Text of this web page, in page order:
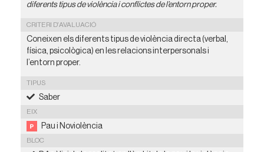
diferents tipus de violència i conflictes de l’entorn proper.
CRITERI D'AVALUACIÓ
Coneixen els diferents tipus de violència directa (verbal,
física, psicològica) en les relacions interpersonals i
l’entorn proper.
TIPUS
Saber
EIX
Pau i Noviolència
BLOC